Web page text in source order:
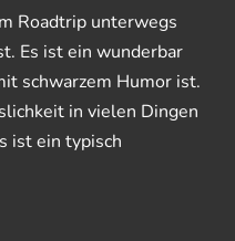
Roadtrip unterwegs
Es ist ein wunderbar
schwarzem Humor ist.
in vielen Dingen
ist ein typisch